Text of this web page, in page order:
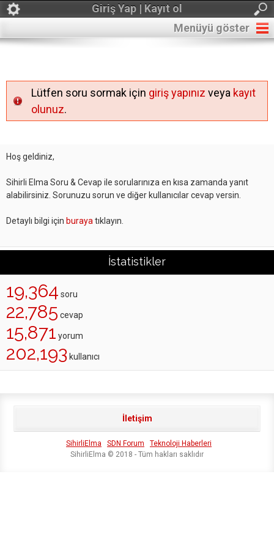
Giriş Yap | Kayıt ol
Menüyü göster
Lütfen soru sormak için giriş yapınız veya kayıt
olunuz.
Hoş geldiniz,
Sihirli Elma Soru & Cevap ile sorularınıza en kısa zamanda yanıt
alabilirsiniz. Sorunuzu sorun ve diğer kullanıcılar cevap versin.
Detaylı bilgi için buraya tıklayın.
İstatistikler
19,364 soru
22,785 cevap
15,871 yorum
202,193 kullanıcı
İletişim
SihirliElma SDN Forum
Teknoloji Haberleri
SihirliElma © 2018 - Tüm hakları saklıdır